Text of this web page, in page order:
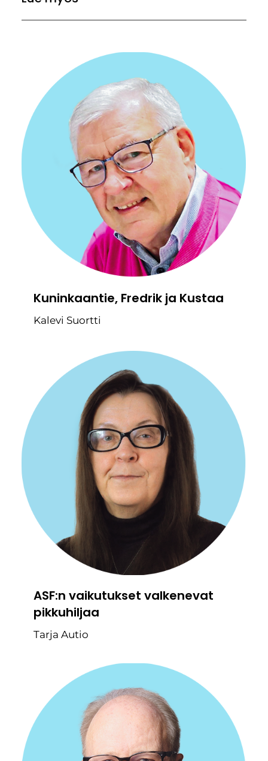
Kuninkaantie, Fredrik ja Kustaa
Kalevi Suortti
ASF:n vaikutukset valkenevat
pikkuhiljaa
Tarja Autio